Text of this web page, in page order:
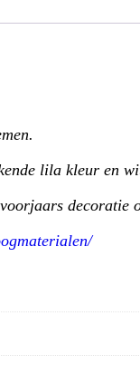
lila kleur en
decoratie